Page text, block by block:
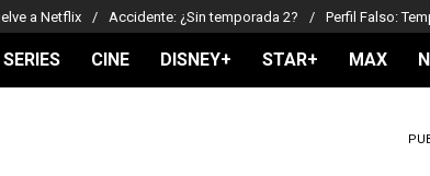
a Netflix Accidente: ¿Sin temporada 2? Perfil Falso:
SERIES CINE DISNEY+ STAR+ MAX